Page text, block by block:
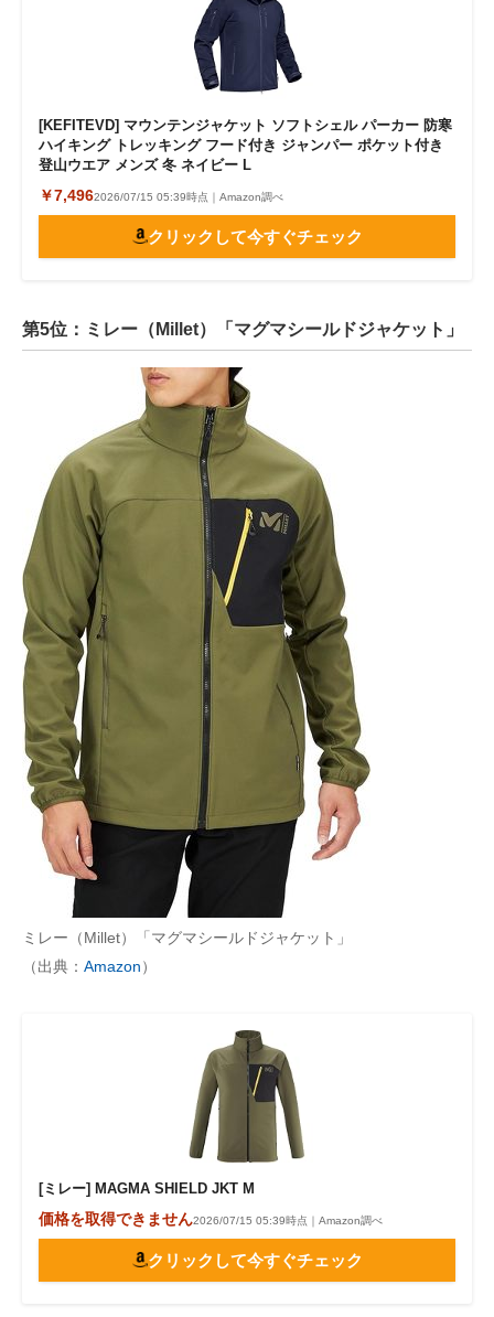
[KEFITEVD] マウンテンジャケット ソフトシェル パーカー 防寒
ハイキング トレッキング フード付き ジャンパー ポケット付き
登山ウエア メンズ 冬 ネイビー L
￥7,4962026/07/15 05:39時点｜Amazon調べ
クリックして今すぐチェック
第5位：ミレー（Millet）「マグマシールドジャケット」
ミレー（Millet）「マグマシールドジャケット」
（出典： Amazon）
[ミレー] MAGMA SHIELD JKT M
価格を取得できません2026/07/15 05:39時点｜Amazon調べ
クリックして今すぐチェック